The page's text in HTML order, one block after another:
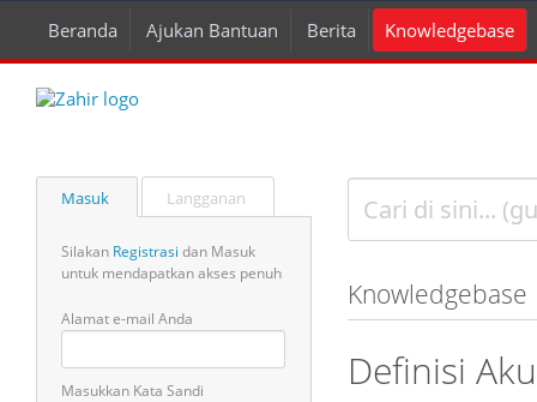
Beranda Ajukan Bantuan Berita Knowledgebase
Masuk Langganan
Silakan Registrasi dan Masuk
untuk mendapatkan akses penuh
Alamat e-mail Anda
Masukkan Kata Sandi
Knowledgebase
Definisi